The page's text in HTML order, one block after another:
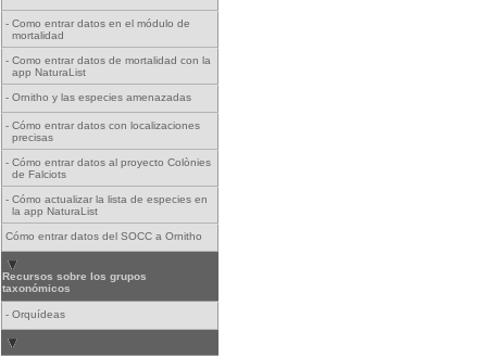
- Como entrar datos en el módulo de
mortalidad
- Como entrar datos de mortalidad con la
app NaturaList
- Ornitho y las especies amenazadas
- Cómo entrar datos con localizaciones
precisas
- Cómo entrar datos al proyecto Colònies
de Falciots
- Cómo actualizar la lista de especies en
la app NaturaList
Cómo entrar datos del SOCC a Ornitho
Recursos sobre los grupos
taxonómicos
- Orquídeas